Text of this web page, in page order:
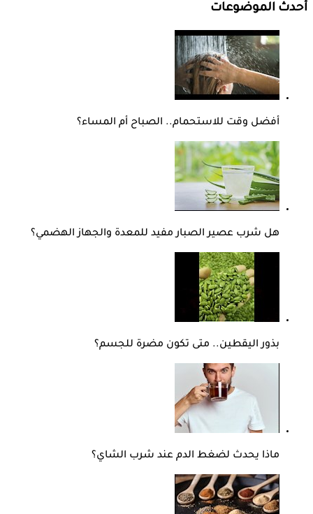
أحدث الموضوعات
أفضل وقت للاستحمام.. الصباح أم المساء؟
هل شرب عصير الصبار مفيد للمعدة والجهاز الهضمي؟
بذور اليقطين.. متى تكون مضرة للجسم؟
ماذا يحدث لضغط الدم عند شرب الشاي؟